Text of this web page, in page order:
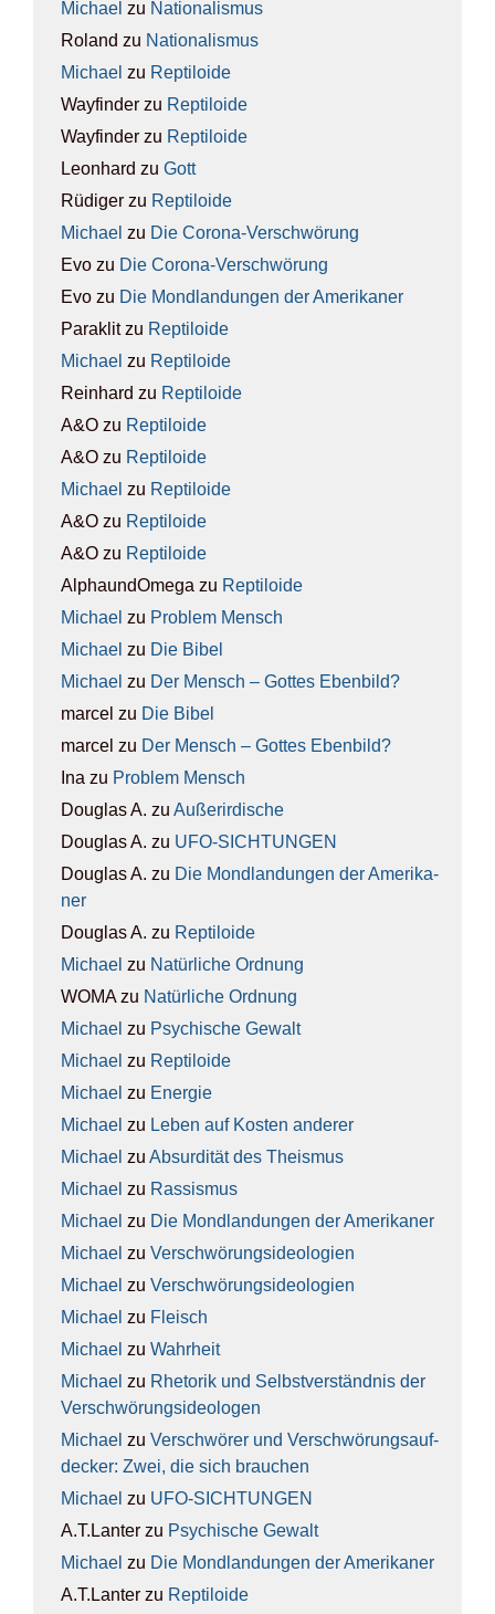
Michael zu Natio­na­lis­mus
Roland zu Natio­na­lis­mus
Michael zu Rep­ti­lo­ide
Wayfinder zu Rep­ti­lo­ide
Wayfinder zu Rep­ti­lo­ide
Leonhard zu Gott
Rüdiger zu Rep­ti­lo­ide
Michael zu Die Coro­na-Ver­schwö­rung
Evo zu Die Coro­na-Ver­schwö­rung
Evo zu Die Mond­lan­dun­gen der Ame­ri­ka­ner
Paraklitzu Rep­ti­lo­ide
Michael zu Rep­ti­lo­ide
Reinhard zu Rep­ti­lo­ide
A&O zu Rep­ti­lo­ide
A&O zu Rep­ti­lo­ide
Michael zu Rep­ti­lo­ide
A&O zu Rep­ti­lo­ide
A&O zu Rep­ti­lo­ide
AlphaundOmega zu Rep­ti­lo­ide
Michael zu Pro­blem Mensch
Michael zu Die Bibel
Michael zu Der Mensch – Got­tes Eben­bild?
marcel zu Die Bibel
marcel zu Der Mensch – Got­tes Eben­bild?
Ina zu Pro­blem Mensch
Douglas A. zu Außer­ir­di­sche
Douglas A. zu UFO-SICH­TUN­GEN
Douglas A. zu Die Mond­lan­dun­gen der Ame­ri­ka­
ner
Douglas A. zu Rep­ti­lo­ide
Michael zu Natür­li­che Ord­nung
WOMAzu Natür­li­che Ord­nung
Michael zu Psy­chi­sche Gewalt
Michael zu Rep­ti­lo­ide
Michael zu Ener­gie
Michael zu Leben auf Kos­ten ande­rer
Michael zu Absur­di­tät des The­is­mus
Michael zu Ras­sis­mus
Michael zu Die Mond­lan­dun­gen der Ame­ri­ka­ner
Michael zu Ver­schwö­rungs­ideo­lo­gien
Michael zu Ver­schwö­rungs­ideo­lo­gien
Michael zu Fleisch
Michael zu Wahr­heit
Michael zu Rhe­to­rik und Selbst­ver­ständ­nis der
Ver­schwö­rungs­ideo­lo­gen
Michael zu Ver­schwö­rer und Ver­schwö­rungs­auf­
de­cker: Zwei, die sich brau­chen
Michael zu UFO-SICH­TUN­GEN
A.T.Lanter zu Psy­chi­sche Gewalt
Michael zu Die Mond­lan­dun­gen der Ame­ri­ka­ner
A.T.Lanter zu Rep­ti­lo­ide